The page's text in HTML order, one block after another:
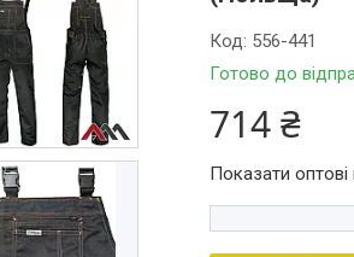
Готово до
Код: 556-441
714 ₴
Показати оптові